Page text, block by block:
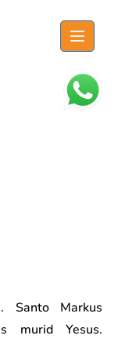
Santo Markus
murid Yesus.